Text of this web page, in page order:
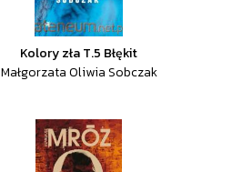
Kolory zła T.5 Błękit
Małgorzata Oliwia Sobczak